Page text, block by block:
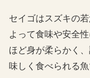
セイゴはスズキの
よって食味や安全
ほど身が柔らかく
味しく食べられる魚